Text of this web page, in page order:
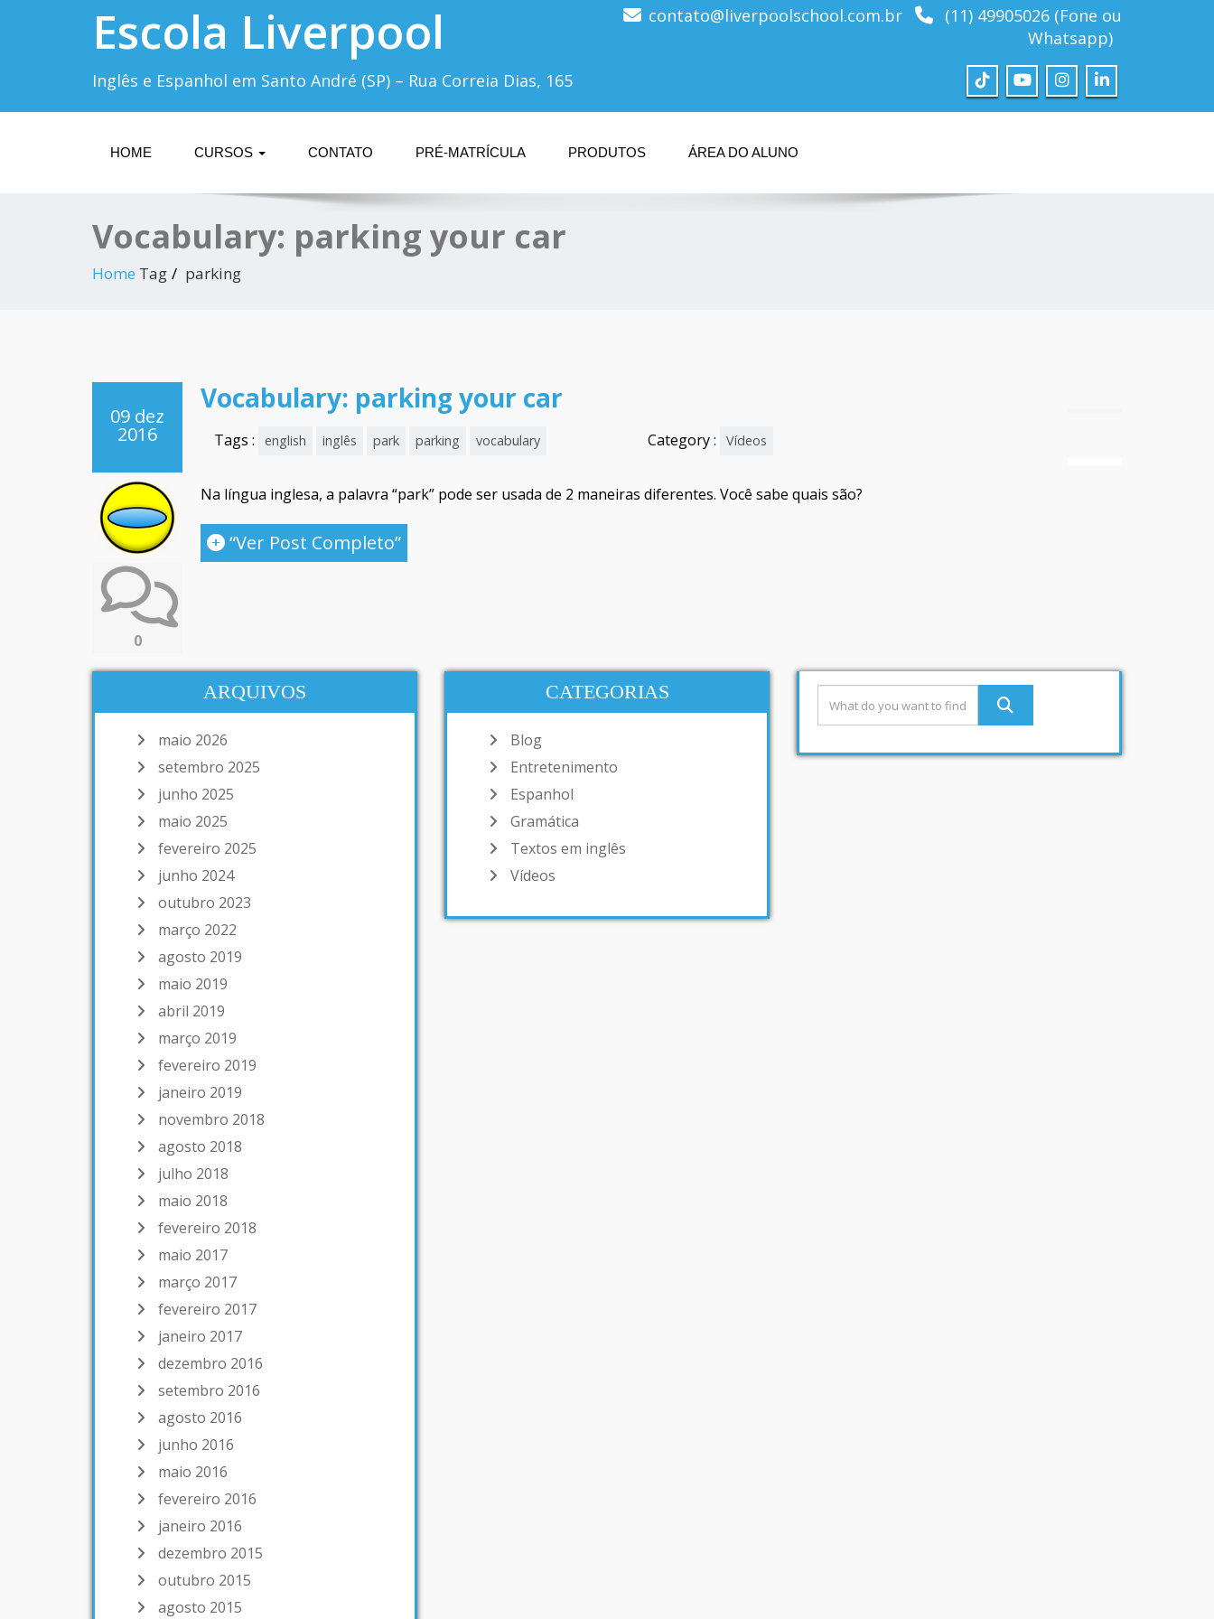
Escola Liverpool
Inglês e Espanhol em Santo André (SP) – Rua Correia Dias, 165
contato@liverpoolschool.com.br
(11) 49905026 (Fone ou
Whatsapp)
HOME CURSOS CONTATO PRÉ-MATRÍCULA PRODUTOS ÁREA DO ALUNO
Vocabulary: parking your car
Home Tag parking
09 dez
2016
0
Vocabulary: parking your car
Tags : english inglês park parking vocabulary Category : Vídeos
Na língua inglesa, a palavra “park” pode ser usada de 2 maneiras diferentes. Você sabe quais são?
“Ver Post Completo”
ARQUIVOS
maio 2026
setembro 2025
junho 2025
maio 2025
fevereiro 2025
junho 2024
outubro 2023
março 2022
agosto 2019
maio 2019
abril 2019
março 2019
fevereiro 2019
janeiro 2019
novembro 2018
agosto 2018
julho 2018
maio 2018
fevereiro 2018
maio 2017
março 2017
fevereiro 2017
janeiro 2017
dezembro 2016
setembro 2016
agosto 2016
junho 2016
maio 2016
fevereiro 2016
janeiro 2016
dezembro 2015
outubro 2015
agosto 2015
CATEGORIAS
Blog
Entretenimento
Espanhol
Gramática
Textos em inglês
Vídeos